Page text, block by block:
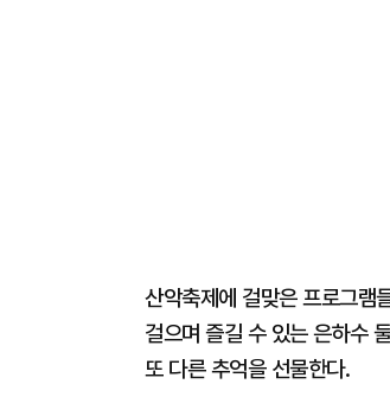
산악축제에 걸맞은 프로그램
걸으며 즐길 수 있는 은하수
또 다른 추억을 선물한다.